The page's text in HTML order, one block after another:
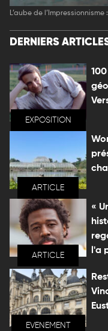
L’aube de l’Impressionnisme
DERNIERS
EXPOSITION
ARTICLE
ARTICLE
«
l'a
EVENEMENT